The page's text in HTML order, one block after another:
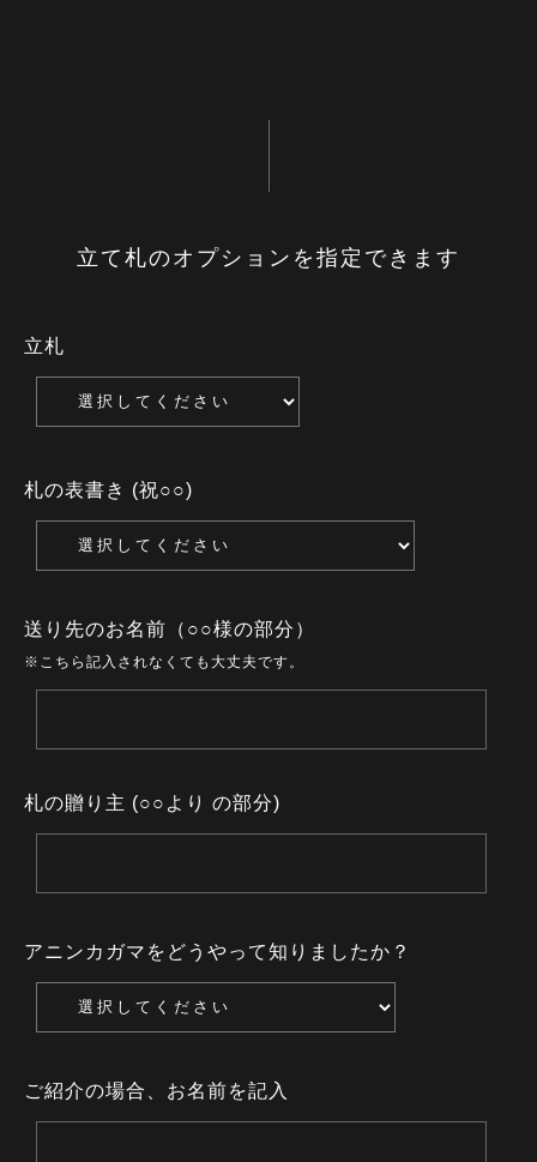
立て札のオプションを指定できます
立札
札の表書き (祝○○)
送り先のお名前（○○様の部分）
※こちら記入されなくても大丈夫です。
札の贈り主 (○○より の部分)
アニンカガマをどうやって知りましたか？
ご紹介の場合、お名前を記入